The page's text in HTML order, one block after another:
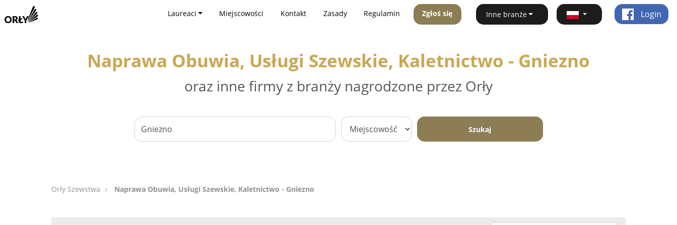
Laureaci Miejscowości Kontakt Zasady Regulamin Zgłoś się Inne branże Login
Naprawa Obuwia, Usługi Szewskie, Kaletnictwo - Gniezno
oraz inne firmy z branży nagrodzone przez Orły
Szukaj
Orły Szewstwa Naprawa Obuwia, Usługi Szewskie, Kaletnictwo - Gniezno